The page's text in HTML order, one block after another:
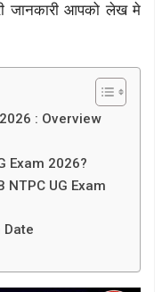
जानकारी आपको लेख मे
: Overview
Exam 2026?
NTPC UG Exam
Date